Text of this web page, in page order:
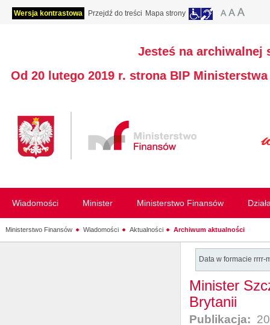
Wersja kontrastowa Przejdź do treści Mapa strony
Jesteś na archiwalnej
Od 20 lutego 2019 r. strona BIP
Wiadomości Minister Ministerstwo Finansów
Ministerstwo Finansów Wiadomości Aktualności Archiwum aktualności
Data w formacie rrrr-
Minister
Brytanii
Publikacja: